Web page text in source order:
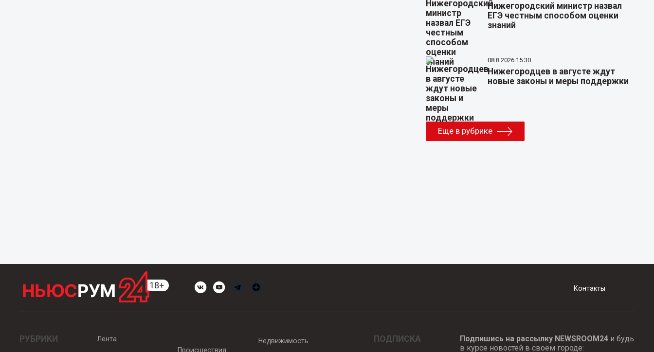
Нижегородский министр назвал
ЕГЭ честным способом оценки
знаний
08.8.2026 15:30
Нижегородцев в августе ждут
новые законы и меры поддержки
Еще в рубрике
Контакты
РУБРИКИ
Лента
Происшествия
Недвижимость ПОДПИСКА Подпишись на рассылку NEWSROOM24и будь
в курсе новостей в своём городе: